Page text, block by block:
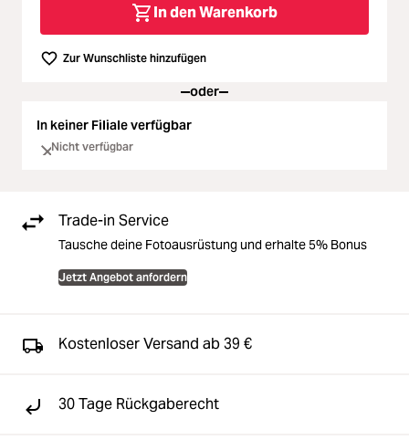
Second Hand
Loading...SALE
Loading...
In den Warenkorb
Zur Wunschliste hinzufügen
oder
In keiner Filiale verfügbar
Nicht verfügbar
Trade-in Service
Tausche deine Fotoausrüstung und erhalte 5% Bonus
Jetzt Angebot anfordern
Kostenloser Versand ab 39 €
30 Tage Rückgaberecht